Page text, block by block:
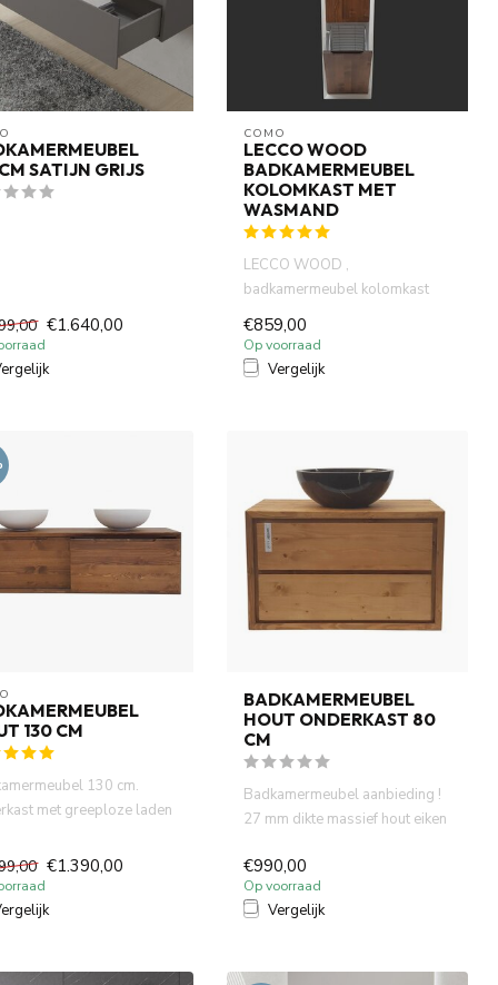
SATIJN GRIJS
€1.640,00
COMO
LECCO WOOD
BADKAMERMEUBEL
KOLOMKAST MET
WASMAND
LECCO WOOD ,
badkamermeubel kolomkast
cm, 30 mm MDF...
€859,00
Op voorraad
Vergelijk
130 CM
130 cm.
met greeploze laden
€1.390,00
BADKAMERMEUBEL
HOUT ONDERKAST 80
CM
Badkamermeubel aanbieding !
27 mm dikte massief hout eiken
€990,00
Op voorraad
Vergelijk